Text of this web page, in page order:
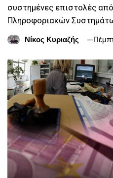
συστημένες επιστολές
Πληροφοριακών
Νίκος Κυριαζής